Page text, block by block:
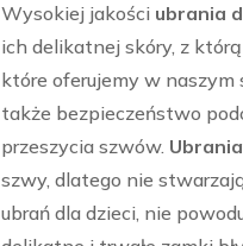
Wysokiej jakości ubrania
ich delikatnej skóry, z którą
które oferujemy w naszym
także bezpieczeństwo
przeszycia szwów.
szwy, dlatego nie
ubrań dla dzieci, nie